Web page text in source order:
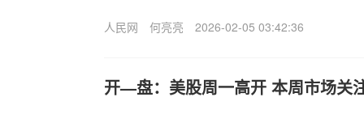
人民网 何亮亮 2026-02-05 03:42:36
开—盘：美股周一高开 本周市场关